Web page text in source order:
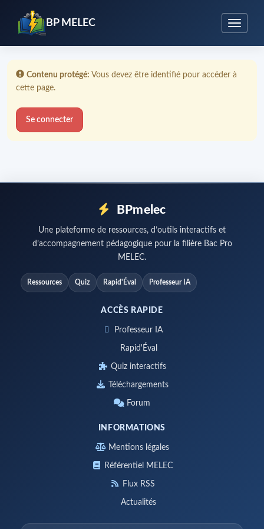
BP MELEC
Error:
Contenu protégé: Vous devez être identifié pour accéder à
cette page.
Se connecter
BPmelec
Une plateforme de ressources, d’outils interactifs et
d’accompagnement pédagogique pour la filière Bac Pro
MELEC.
Ressources Quiz Rapid'Éval Professeur IA
ACCÈS RAPIDE
Professeur IA
Rapid'Éval
Quiz interactifs
Téléchargements
Forum
INFORMATIONS
Mentions légales
Référentiel MELEC
Flux RSS
Actualités